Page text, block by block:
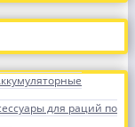
для раций по